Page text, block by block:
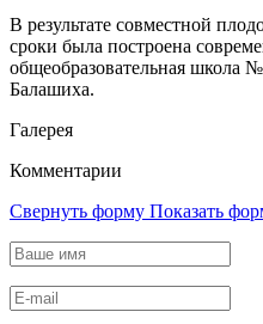
В результате совместной
сроки была построена
общеобразовательная школа
Балашиха.
Галерея
Комментарии
Свернуть форму Показать